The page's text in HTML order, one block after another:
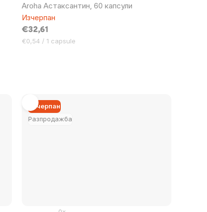
Aroha Астаксантин, 60 капсули
Изчерпан
€32,61
Цена
€0,54 / 1 capsule
Разпродажба
Изчерпан